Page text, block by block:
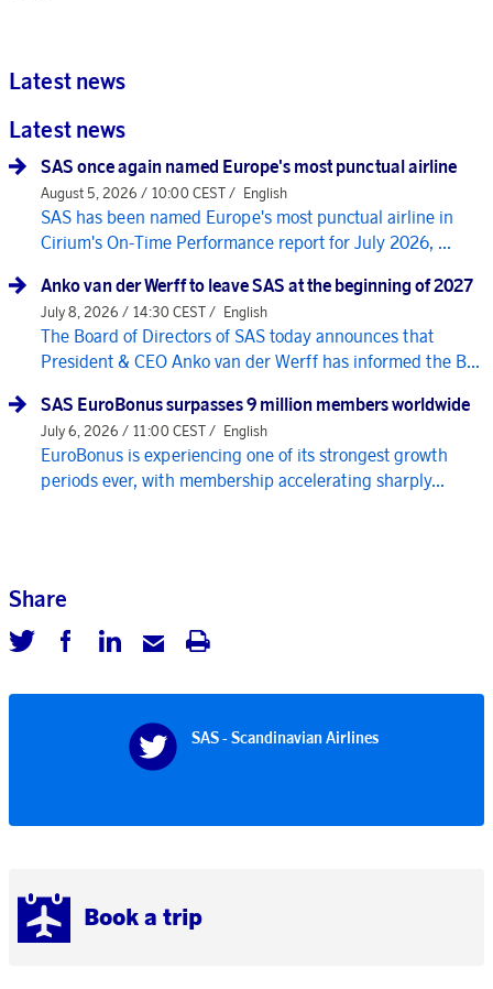
Book a trip
Latest news
Latest news
SAS once again named Europe's most punctual airline
August 5, 2026 / 10:00 CEST / English
SAS has been named Europe's most punctual airline in
Cirium's On-Time Performance report for July 2026, ...
Anko van der Werff to leave SAS at the beginning of 2027
July 8, 2026 / 14:30 CEST / English
The Board of Directors of SAS today announces that
President & CEO Anko van der Werff has informed the B...
SAS EuroBonus surpasses 9 million members worldwide
July 6, 2026 / 11:00 CEST / English
EuroBonus is experiencing one of its strongest growth
periods ever, with membership accelerating sharply...
Share
SAS - Scandinavian Airlines